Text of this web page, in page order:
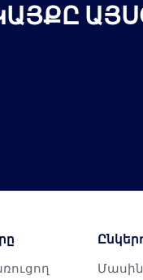
Մասին